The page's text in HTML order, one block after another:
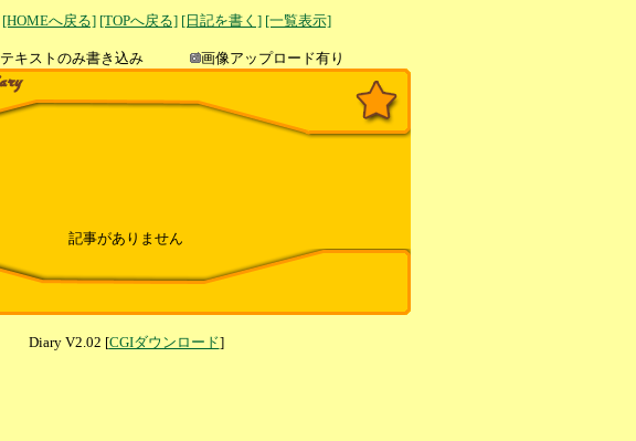
[HOMEへ戻る] [TOPへ戻る] [日記を書く] [一覧表示]
テキストのみ書き込み
画像アップロード有り
記事がありません
Diary V2.02 [CGIダウンロード]